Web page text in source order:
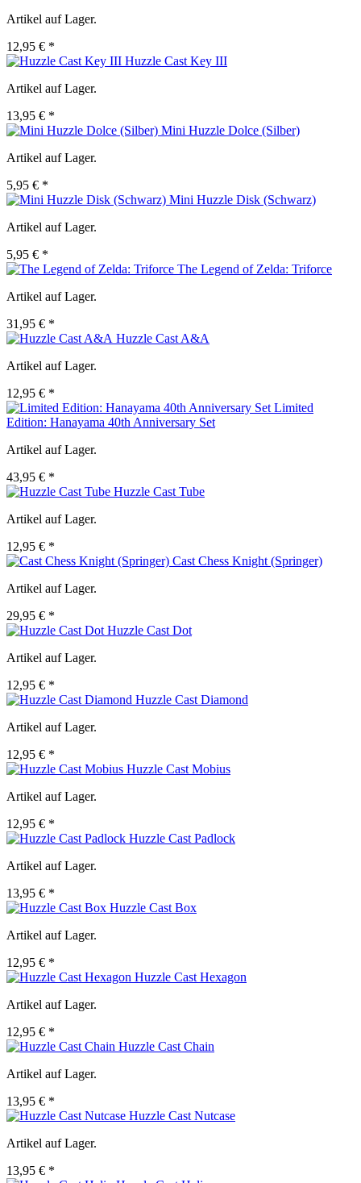
Artikel auf Lager.
12,95 € *
Huzzle Cast Key III
Artikel auf Lager.
13,95 € *
Mini Huzzle Dolce (Silber)
Artikel auf Lager.
5,95 € *
Mini Huzzle Disk (Schwarz)
Artikel auf Lager.
5,95 € *
The Legend of Zelda: Triforce
Artikel auf Lager.
31,95 € *
Huzzle Cast A&A
Artikel auf Lager.
12,95 € *
Limited
Edition: Hanayama 40th Anniversary Set
Artikel auf Lager.
43,95 € *
Huzzle Cast Tube
Artikel auf Lager.
12,95 € *
Cast Chess Knight (Springer)
Artikel auf Lager.
29,95 € *
Huzzle Cast Dot
Artikel auf Lager.
12,95 € *
Huzzle Cast Diamond
Artikel auf Lager.
12,95 € *
Huzzle Cast Mobius
Artikel auf Lager.
12,95 € *
Huzzle Cast Padlock
Artikel auf Lager.
13,95 € *
Huzzle Cast Box
Artikel auf Lager.
12,95 € *
Huzzle Cast Hexagon
Artikel auf Lager.
12,95 € *
Huzzle Cast Chain
Artikel auf Lager.
13,95 € *
Huzzle Cast Nutcase
Artikel auf Lager.
13,95 € *